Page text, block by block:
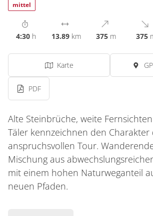
mittel
4:30 h 13.89 km 375 m 375
Karte
PDF
Alte Steinbrüche, weite
Täler kennzeichnen den Charakter
anspruchsvollen Tour.
Mischung aus
mit einem hohen Naturweganteil
neuen Pfaden.